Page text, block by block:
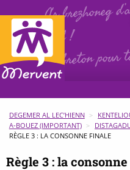
Ar brezhoneg
holl !
Le breton pour
DEGEMER AL LEC’HIENN
A-BOUEZ (IMPORTANT)
RÈGLE 3 : LA CONSONNE FINALE
Règle 3 : la